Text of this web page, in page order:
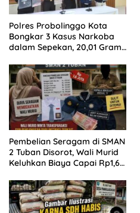
Polres Probolinggo Kota
Bongkar 3 Kasus Narkoba
dalam Sepekan, 20,01 Gram
Pembelian Seragam di SMAN
2 Tuban Disorot, Wali Murid
Keluhkan Biaya Capai Rp1,6